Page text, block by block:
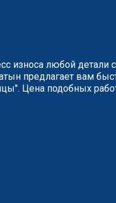
износа любой детали
предлагает вам
Цена подобных